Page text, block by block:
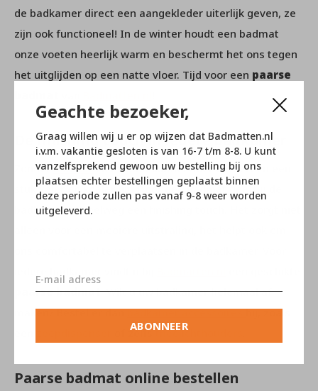
Geachte bezoeker,
Graag willen wij u er op wijzen dat Badmatten.nl
i.v.m. vakantie gesloten is van 16-7 t/m 8-8. U kunt
vanzelfsprekend gewoon uw bestelling bij ons
plaatsen echter bestellingen geplaatst binnen
deze periode zullen pas vanaf 9-8 weer worden
uitgeleverd.
ABONNEER
de badkamer direct een aangekleder uiterlijk geven, ze
zijn ook functioneel! In de winter houdt een badmat
onze voeten heerlijk warm en beschermt het ons tegen
het uitglijden op een natte vloer. Tijd voor een paarse
De finishing touch in iedere badkamer
Zonderbadmatziet uw badkamervloer er meteen een
stuk kaler en koeler uit. Door een badmat geeft u de
badkamer simpelweg een finishing touch. Het zorgt niet
paarse badmat. Wilt u uw badkamer helemaal af
maken? Bestel er danbadkamer accessoiresbij, zoals
of zelfstheelichthouders
Paarse badmat online bestellen